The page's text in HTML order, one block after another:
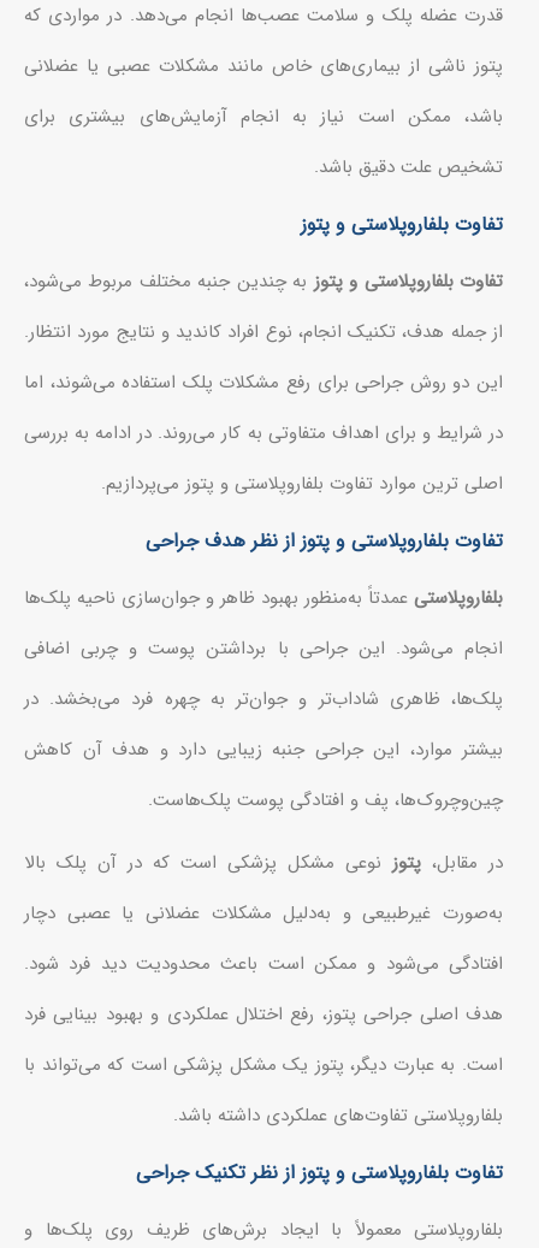
قدرت عضله پلک و سلامت عصب‌ها انجام می‌دهد. در مواردی که
پتوز ناشی از بیماری‌های خاص مانند مشکلات عصبی یا عضلانی
باشد، ممکن است نیاز به انجام آزمایش‌های بیشتری برای
تشخیص علت دقیق باشد.
تفاوت بلفاروپلاستی و پتوز
تفاوت بلفاروپلاستی و پتوز به چندین جنبه مختلف مربوط می‌شود،
از جمله هدف، تکنیک انجام، نوع افراد کاندید و نتایج مورد انتظار.
این دو روش جراحی برای رفع مشکلات پلک استفاده می‌شوند، اما
در شرایط و برای اهداف متفاوتی به کار می‌روند. در ادامه به بررسی
اصلی ترین موارد تفاوت‌ بلفاروپلاستی و پتوز می‌پردازیم.
تفاوت بلفاروپلاستی و پتوز از نظر هدف جراحی
بلفاروپلاستی عمدتاً به‌منظور بهبود ظاهر و جوان‌سازی ناحیه پلک‌ها
انجام می‌شود. این جراحی با برداشتن پوست و چربی اضافی
پلک‌ها، ظاهری شاداب‌تر و جوان‌تر به چهره فرد می‌بخشد. در
بیشتر موارد، این جراحی جنبه زیبایی دارد و هدف آن کاهش
چین‌وچروک‌ها، پف و افتادگی پوست پلک‌هاست.
در مقابل، پتوز نوعی مشکل پزشکی است که در آن پلک بالا
به‌صورت غیرطبیعی و به‌دلیل مشکلات عضلانی یا عصبی دچار
افتادگی می‌شود و ممکن است باعث محدودیت دید فرد شود.
هدف اصلی جراحی پتوز، رفع اختلال عملکردی و بهبود بینایی فرد
است. به عبارت دیگر، پتوز یک مشکل پزشکی است که می‌تواند با
بلفاروپلاستی تفاوت‌های عملکردی داشته باشد.
تفاوت بلفاروپلاستی و پتوز از نظر تکنیک جراحی
بلفاروپلاستی معمولاً با ایجاد برش‌های ظریف روی پلک‌ها و